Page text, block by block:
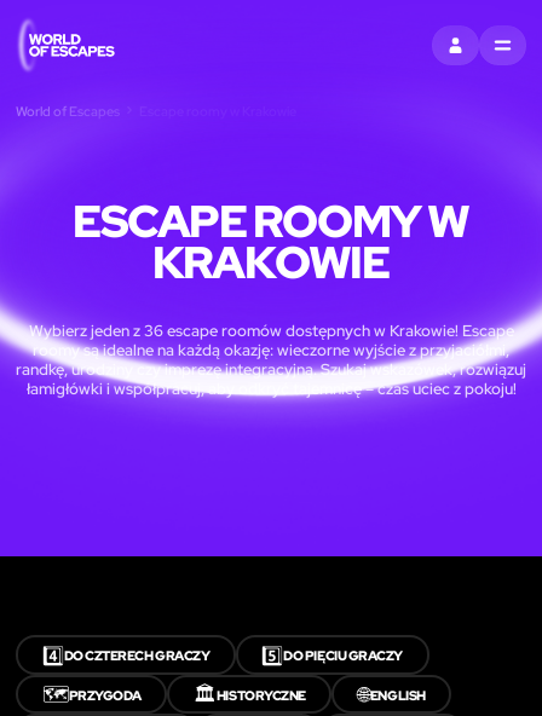
ZALOGUJ SIĘ
MENU
World of Escapes
ESCAPE ROOMY W
KRAKOWIE
Wybierz jeden z 36 escape roomów dostępnych w Krakowie! Escape
roomy są idealne na każdą okazję: wieczorne wyjście z przyjaciółmi,
randkę, urodziny czy imprezę integracyjną. Szukaj wskazówek, rozwiązuj
łamigłówki i współpracuj, aby odkryć tajemnicę – czas uciec z pokoju!
4️⃣DO CZTERECH GRACZY 5️⃣DO PIĘCIU GRACZY
🗺️PRZYGODA 🏛️HISTORYCZNE 🌐ENGLISH